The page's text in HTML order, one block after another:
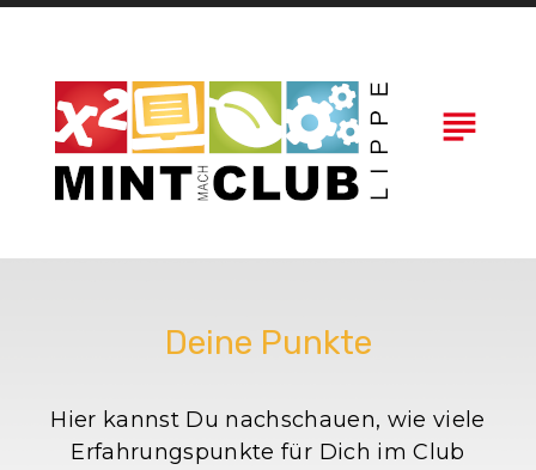
Skip
subject
Deine Punkte
Hier kannst Du nachschauen, wie viele
Erfahrungspunkte für Dich im Club